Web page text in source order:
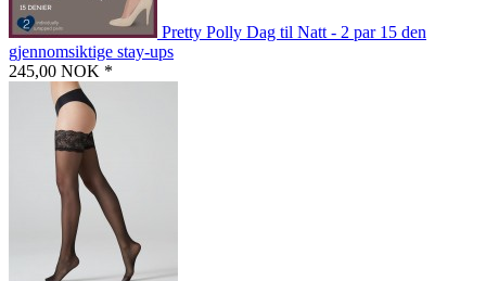
Pretty Polly Dag til Natt - 2 par 15 den
gjennomsiktige stay-ups
245,00 NOK *